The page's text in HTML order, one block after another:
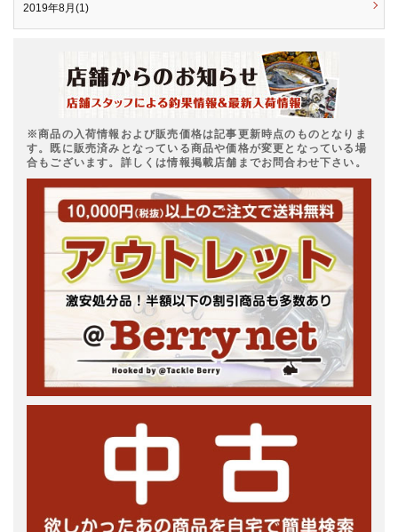
2019年8月(1)
※商品の入荷情報および販売価格は記事更新時点のものとなりま
す。既に販売済みとなっている商品や価格が変更となっている場
合もございます。詳しくは情報掲載店舗までお問合わせ下さい。